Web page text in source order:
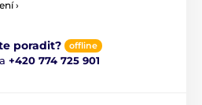
›
poradit? offline
+420 774 725 901